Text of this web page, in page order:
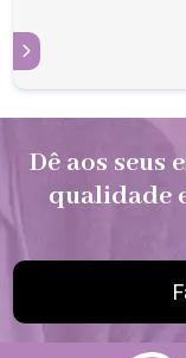
Dê aos seus
qualidade